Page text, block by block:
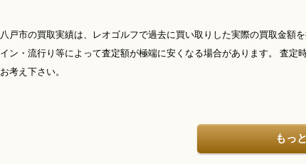
八戸市の買取実績は、レオゴルフで過去に買い取りした実際の買取金額
イン・流行り等によって査定額が極端に安くなる場合があります。 査
お考え下さい。
もっ